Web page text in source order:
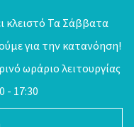
κλειστό Τα Σάββατα
για την κατανόηση!
ωράριο λειτουργίας
- 17:30
0